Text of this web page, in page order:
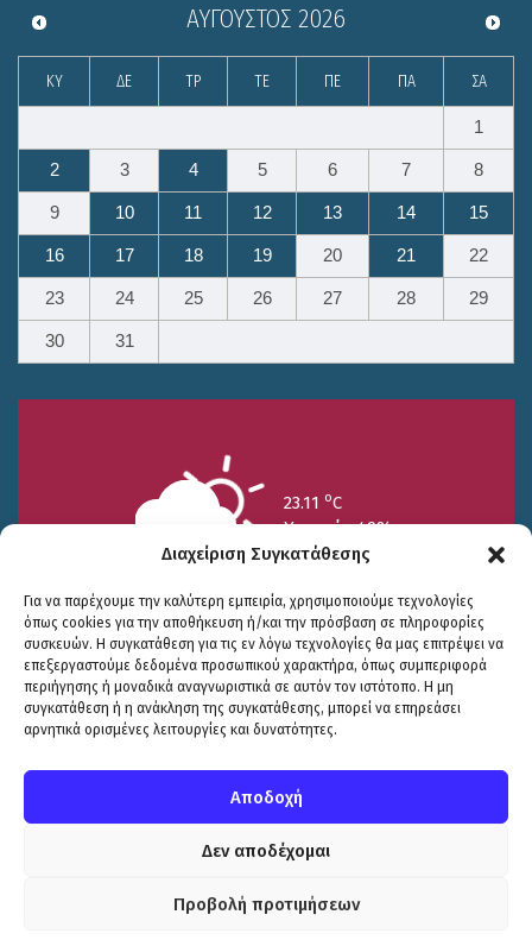
Διαχείριση Συγκατάθεσης
Για να παρέχουμε την καλύτερη εμπειρία, χρησιμοποιούμε τεχνολογίες
όπως cookies για την αποθήκευση ή/και την πρόσβαση σε πληροφορίες
συσκευών. Η συγκατάθεση για τις εν λόγω τεχνολογίες θα μας επιτρέψει να
επεξεργαστούμε δεδομένα προσωπικού χαρακτήρα, όπως συμπεριφορά
περιήγησης ή μοναδικά αναγνωριστικά σε αυτόν τον ιστότοπο. Η μη
συγκατάθεση ή η ανάκληση της συγκατάθεσης, μπορεί να επηρεάσει
αρνητικά ορισμένες λειτουργίες και δυνατότητες.
Αποδοχή
Δεν αποδέχομαι
Προβολή προτιμήσεων
ΑΎΓΟΥΣΤΟΣ 2026
ΚΥ ΔΕ ΤΡ ΤΕ ΠΕ ΠΑ ΣΑ
1
2 3 4 5 6 7 8
9 10 11 12 13 14 15
16 17 18 19 20 21 22
23 24 25 26 27 28 29
30 31
23.11 oC
Υγρασία 49%
25/7
15.73 oC
26/7
17.99oC
27/7
20.94oC
© COPYRIGHT ΔΗΜΟΣ ΣΟΥΛΙΟΥ 2026
ΕΓΚΡΙΤΟΣ GROUP